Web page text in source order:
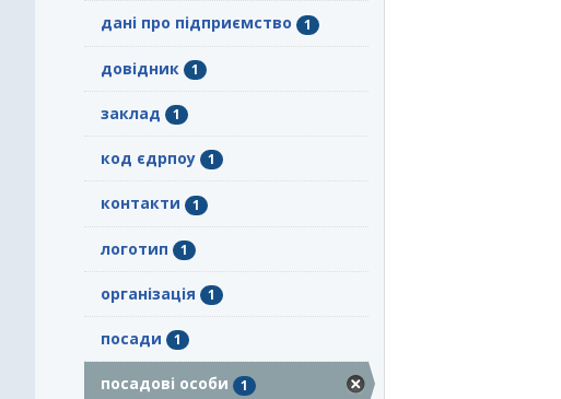
дані про підприємство 1
довідник 1
заклад 1
код єдрпоу 1
контакти 1
логотип 1
організація 1
посади 1
посадові особи 1